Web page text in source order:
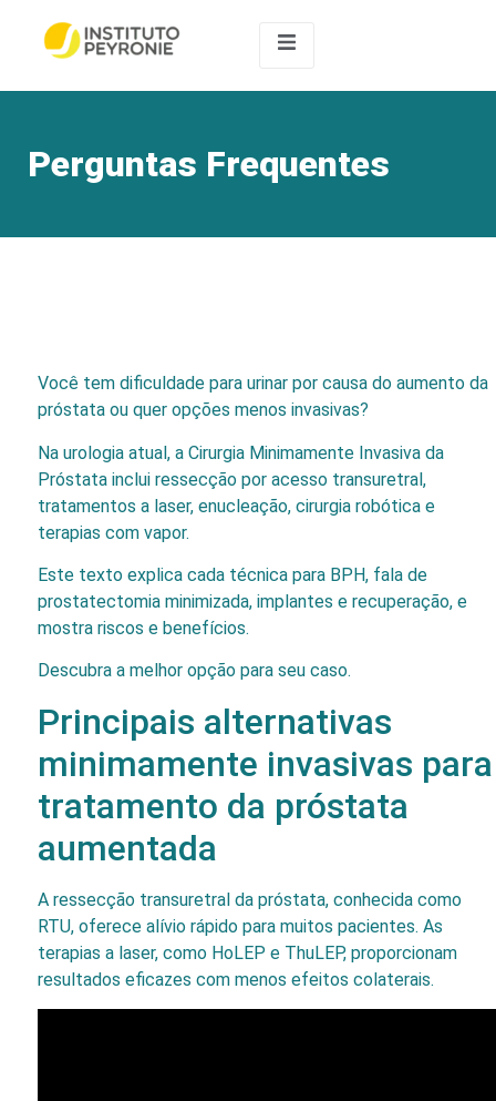
Perguntas Frequentes
Você tem dificuldade para urinar por causa do aumento da
próstata ou quer opções menos invasivas?
Na urologia atual, a Cirurgia Minimamente Invasiva da
Próstata inclui ressecção por acesso transuretral,
tratamentos a laser, enucleação, cirurgia robótica e
terapias com vapor.
Este texto explica cada técnica para BPH, fala de
prostatectomia minimizada, implantes e recuperação, e
mostra riscos e benefícios.
Descubra a melhor opção para seu caso.
Principais alternativas
minimamente invasivas para
tratamento da próstata
aumentada
A ressecção transuretral da próstata, conhecida como
RTU, oferece alívio rápido para muitos pacientes. As
terapias a laser, como HoLEP e ThuLEP, proporcionam
resultados eficazes com menos efeitos colaterais.